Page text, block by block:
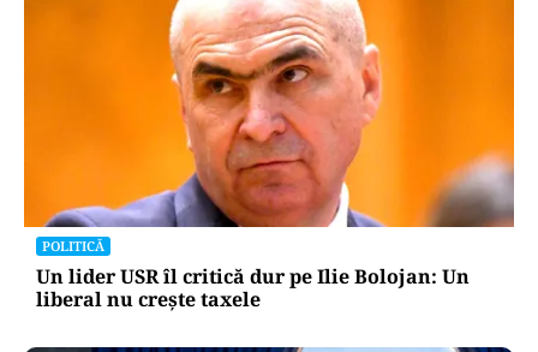
POLITICĂ
Un lider USR îl critică dur pe Ilie Bolojan: Un
liberal nu crește taxele